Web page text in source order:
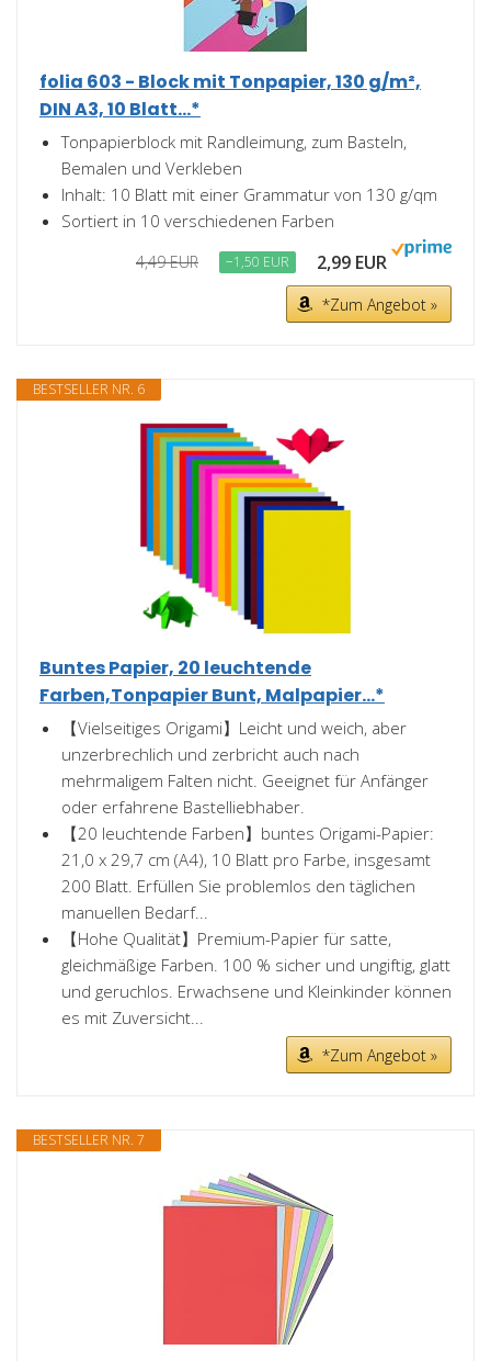
folia 603 - Block mit Tonpapier, 130 g/m²,
DIN A3, 10 Blatt...*
Tonpapierblock mit Randleimung, zum Basteln,
Bemalen und Verkleben
Inhalt: 10 Blatt mit einer Grammatur von 130 g/qm
Sortiert in 10 verschiedenen Farben
4,49 EUR −1,50 EUR 2,99 EUR
*Zum Angebot »
BESTSELLER NR. 6
Buntes Papier, 20 leuchtende
Farben,Tonpapier Bunt, Malpapier...*
【Vielseitiges Origami】Leicht und weich, aber
unzerbrechlich und zerbricht auch nach
mehrmaligem Falten nicht. Geeignet für Anfänger
oder erfahrene Bastelliebhaber.
【20 leuchtende Farben】buntes Origami-Papier:
21,0 x 29,7 cm (A4), 10 Blatt pro Farbe, insgesamt
200 Blatt. Erfüllen Sie problemlos den täglichen
manuellen Bedarf...
【Hohe Qualität】Premium-Papier für satte,
gleichmäßige Farben. 100 % sicher und ungiftig, glatt
und geruchlos. Erwachsene und Kleinkinder können
es mit Zuversicht...
*Zum Angebot »
BESTSELLER NR. 7